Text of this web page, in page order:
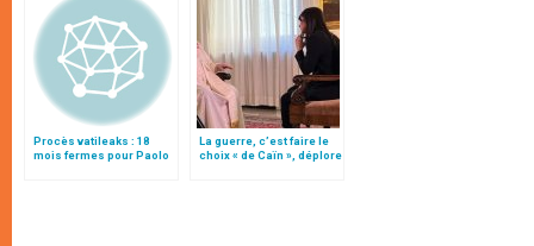
Procès vatileaks : 18
mois fermes pour Paolo
La guerre, c’est faire le
choix « de Caïn », déplore